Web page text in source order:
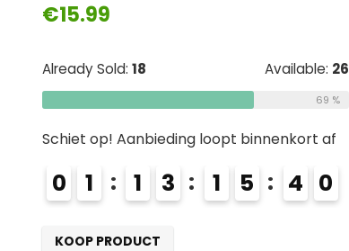
€15.99
Already Sold: 18 Available: 26
69 %
Schiet op! Aanbieding loopt binnenkort af
0 1 1 3 1 5 3 9
KOOP PRODUCT